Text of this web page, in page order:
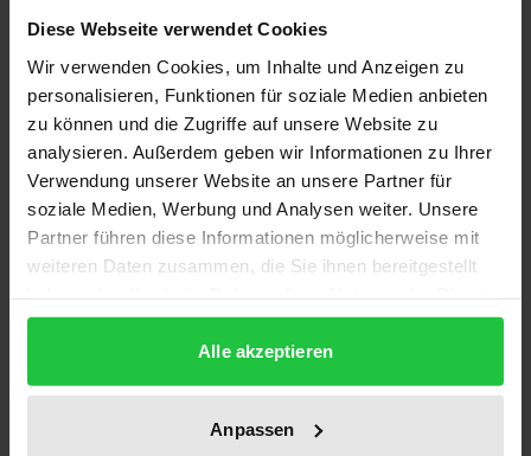
Diese Webseite verwendet Cookies
Wir verwenden Cookies, um Inhalte und Anzeigen zu
personalisieren, Funktionen für soziale Medien anbieten
zu können und die Zugriffe auf unsere Website zu
analysieren. Außerdem geben wir Informationen zu Ihrer
Verwendung unserer Website an unsere Partner für
soziale Medien, Werbung und Analysen weiter. Unsere
Partner führen diese Informationen möglicherweise mit
weiteren Daten zusammen, die Sie ihnen bereitgestellt
gesammelt haben.
Alle akzeptieren
Anpassen
Probleme beitragen wollen, bieten sie Elemente
Interpreten arbeitet die moralische Dimension einer
Dichtung heraus; sie hat das Ziel, die ethische
Bedeutung eines Werkes zu verdeutlichen und zu
akzentuieren. Dabei kann die hermeneutische Arbeit
auch von einer heutigen Problemstellung ausgehen
und einen Text in das Licht dieser Frage bringen; die
Deutung eines Werkes kann zu dessen Kritik in
ethischer Hinsicht führen. Die ethische
Interpretation ist keine beliebige Variante
hermeneutischer Praxis. Im Gegenteil wird für die
meisten der hier gestellten